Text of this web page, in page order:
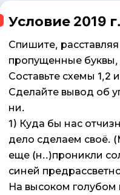
Условие 2019 г.
Спишите,
пропущенные буквы,
Составьте схемы 1,2
Сделайте вывод об
ни.
1) Куда бы нас
дело сделаем своё.
еще (н..)проникли
синей
На высоком голубом